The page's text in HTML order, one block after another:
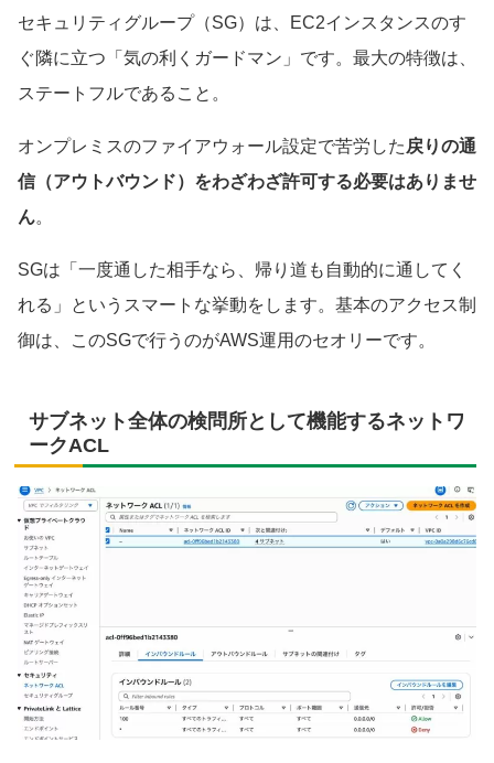
セキュリティグループ（SG）は、EC2インスタンスのす
ぐ隣に立つ「気の利くガードマン」です。最大の特徴は、
ステートフルであること。
オンプレミスのファイアウォール設定で苦労した戻りの通
信（アウトバウンド）をわざわざ許可する必要はありませ
ん。
SGは「一度通した相手なら、帰り道も自動的に通してく
れる」というスマートな挙動をします。基本のアクセス制
御は、このSGで行うのがAWS運用のセオリーです。
サブネット全体の検問所として機能するネットワ
ークACL